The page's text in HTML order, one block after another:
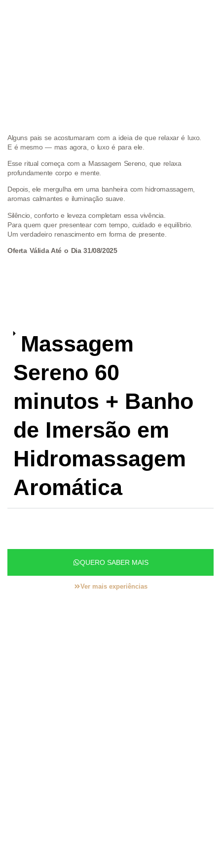
Alguns pais se acostumaram com a ideia de que relaxar é luxo.
E é mesmo — mas agora, o luxo é para ele.
Esse ritual começa com a Massagem Sereno, que relaxa
profundamente corpo e mente.
Depois, ele mergulha em uma banheira com hidromassagem,
aromas calmantes e iluminação suave.
Silêncio, conforto e leveza completam essa vivência.
Para quem quer presentear com tempo, cuidado e equilíbrio.
Um verdadeiro renascimento em forma de presente.
Oferta Válida Até o Dia 31/08/2025
Massagem
Sereno 60
minutos + Banho
de Imersão em
Hidromassagem
Aromática
QUERO SABER MAIS
Ver mais experiências